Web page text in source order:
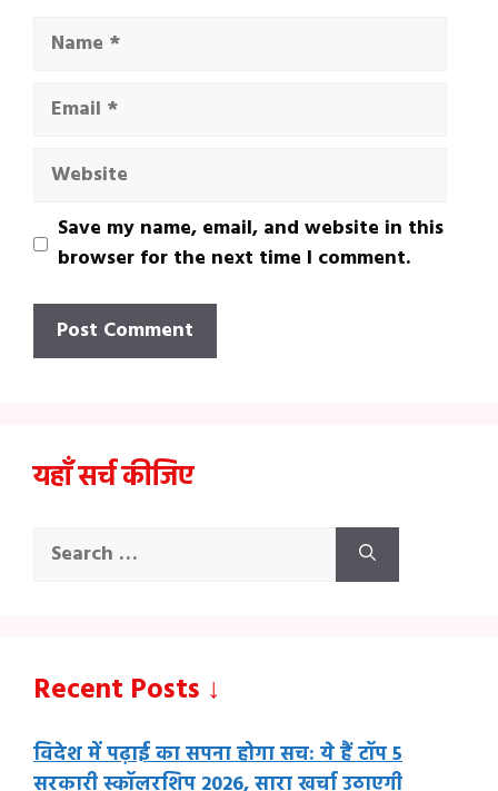
Name
Email
Website
Save my name, email, and website in this
browser for the next time I comment.
यहाँ सर्च कीजिए
Search
Recent Posts ↓
विदेश में पढ़ाई का सपना होगा सच: ये हैं टॉप 5